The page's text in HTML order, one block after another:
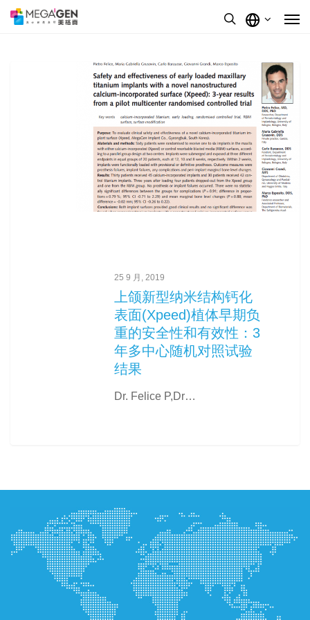
按Enter键进行搜索或按ESC键关闭
25 9 月, 2019
上颌新型纳米结构钙化
表面(Xpeed)植体早期负
重的安全性和有效性：3
年多中心随机对照试验
结果
Dr. Felice P,Dr…